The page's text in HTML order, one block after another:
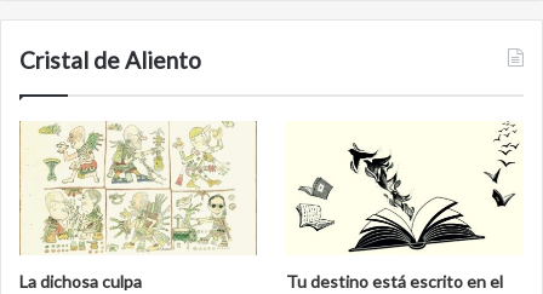
Cristal de Aliento
La dichosa culpa
Tu destino está escrito en el